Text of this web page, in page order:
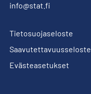
info@stat.fi
Tietosuojaseloste
Saavutettavuusseloste
Evästeasetukset